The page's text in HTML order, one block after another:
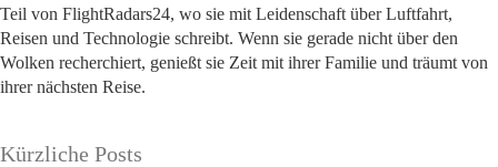
Teil von FlightRadars24, wo sie mit Leidenschaft über Luftfahrt,
Reisen und Technologie schreibt. Wenn sie gerade nicht über den
Wolken recherchiert, genießt sie Zeit mit ihrer Familie und träumt von
ihrer nächsten Reise.
Kürzliche Posts